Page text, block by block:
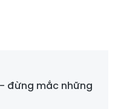
đừng mắc những